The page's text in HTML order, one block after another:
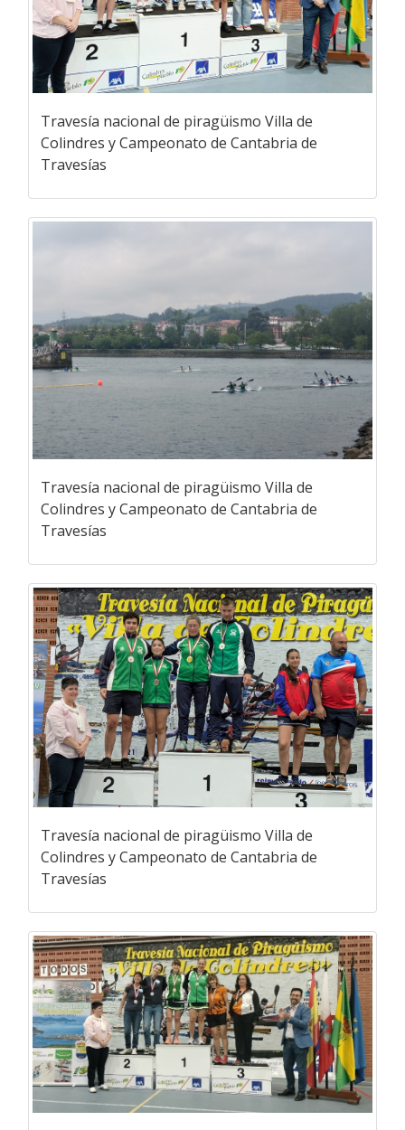
Travesía nacional de piragüismo Villa de
Colindres y Campeonato de Cantabria de
Travesías
Travesía nacional de piragüismo Villa de
Colindres y Campeonato de Cantabria de
Travesías
Travesía nacional de piragüismo Villa de
Colindres y Campeonato de Cantabria de
Travesías